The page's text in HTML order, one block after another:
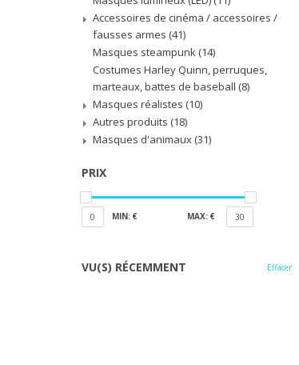
Accessoires de cinéma / accessoires /
fausses armes (41)
Masques steampunk (14)
Costumes Harley Quinn, perruques,
marteaux, battes de baseball (8)
Masques réalistes (10)
Autres produits (18)
Masques d'animaux (31)
PRIX
0 MIN: € MAX: € 30
VU(S) RÉCEMMENT Effacer